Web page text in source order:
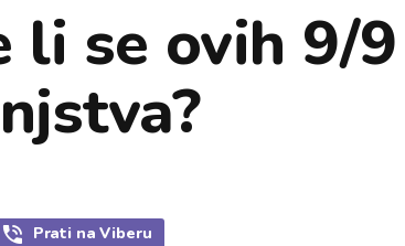
li se ovih 9/9
Prati na Viberu